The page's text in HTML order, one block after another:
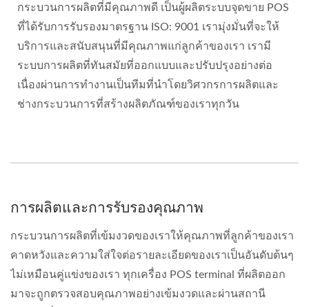
กระบวนการผลิตที่มีคุณภาพดี เป็นผู้ผลิตระบบจุดขาย POS
ที่ได้รับการรับรองมาตรฐาน ISO: 9001 เรามุ่งมั่นที่จะให้
บริการและสนับสนุนที่มีคุณภาพแก่ลูกค้าของเรา เรามี
ระบบการผลิตที่ทันสมัยที่ออกแบบและปรับปรุงอย่างต่อ
เนื่องผ่านการทำงานเป็นทีมที่นำโดยวิศวกรการผลิตและ
ช่างกระบวนการที่สร้างผลิตภัณฑ์ของเราทุกวัน
การผลิตและการรับรองคุณภาพ
กระบวนการผลิตที่เข้มงวดของเราให้คุณภาพที่ลูกค้าของเรา
คาดหวังและความใส่ใจต่อรายละเอียดของเราเป็นอันดับต้นๆ
ไม่เหมือนคู่แข่งของเรา ทุกเครื่อง POS terminal ที่ผลิตออก
มาจะถูกตรวจสอบคุณภาพอย่างเข้มงวดและผ่านสถานี